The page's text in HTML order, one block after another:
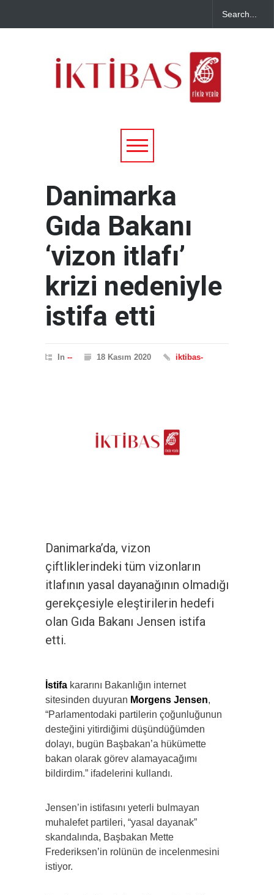
Danimarka
Gıda Bakanı
‘vizon itlafı’
krizi nedeniyle
istifa etti
In -- 18 Kasım 2020 iktibas-
Danimarka’da, vizon
çiftliklerindeki tüm vizonların
itlafının yasal dayanağının olmadığı
gerekçesiyle eleştirilerin hedefi
olan Gıda Bakanı Jensen istifa
etti.
İstifa kararını Bakanlığın internet
sitesinden duyuran Morgens Jensen,
“Parlamentodaki partilerin çoğunluğunun
desteğini yitirdiğimi düşündüğümden
dolayı, bugün Başbakan’a hükümette
bakan olarak görev alamayacağımı
bildirdim.” ifadelerini kullandı.
Jensen’in istifasını yeterli bulmayan
muhalefet partileri, “yasal dayanak”
skandalında, Başbakan Mette
Frederiksen’in rolünün de incelenmesini
istiyor.